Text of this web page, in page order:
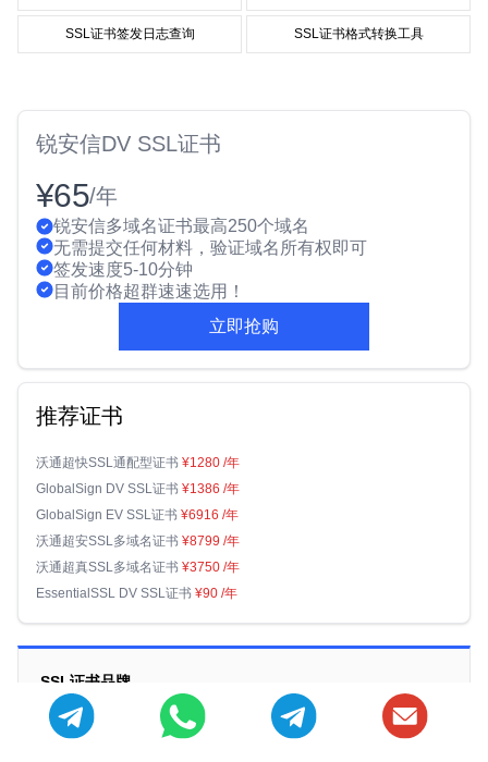
SSL证书签发日志查询 SSL证书格式转换工具
锐安信DV SSL证书
¥65/年
锐安信多域名证书最高250个域名
无需提交任何材料，验证域名所有权即可
签发速度5-10分钟
目前价格超群速速选用！
立即抢购
推荐证书
沃通超快SSL通配型证书 ¥1280 /年
GlobalSign DV SSL证书 ¥1386 /年
GlobalSign EV SSL证书 ¥6916 /年
沃通超安SSL多域名证书 ¥8799 /年
沃通超真SSL多域名证书 ¥3750 /年
EssentialSSL DV SSL证书 ¥90 /年
SSL证书品牌